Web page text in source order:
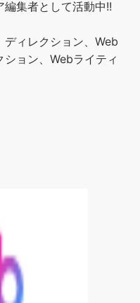
集者として活動中!!
ィレクション、Web
ョン、Webライティ